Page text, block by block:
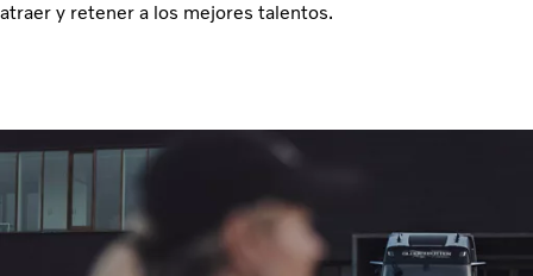
atraer y retener a los mejores talentos.